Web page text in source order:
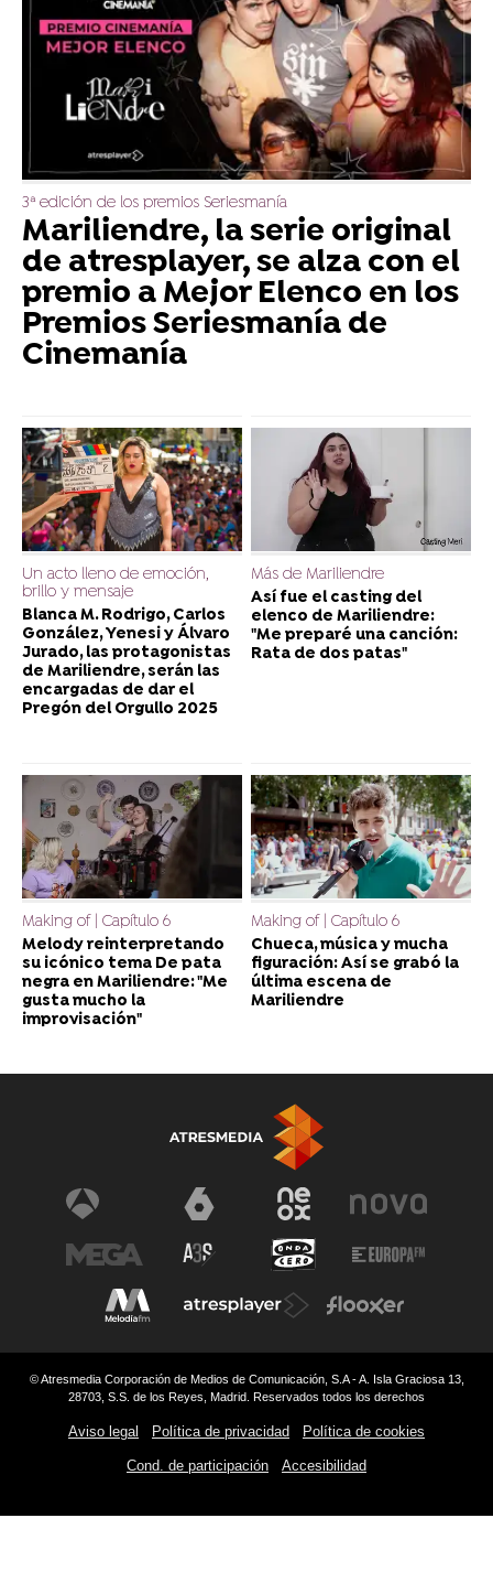
3ª edición de los premios Seriesmanía
Mariliendre, la serie original
de atresplayer, se alza con el
premio a Mejor Elenco en los
Premios Seriesmanía de
Cinemanía
Un acto lleno de emoción,
brillo y mensaje
Blanca M. Rodrigo, Carlos
González, Yenesi y Álvaro
Jurado, las protagonistas
de Mariliendre, serán las
encargadas de dar el
Pregón del Orgullo 2025
Más de Mariliendre
Así fue el casting del
elenco de Mariliendre:
"Me preparé una canción:
Rata de dos patas"
Making of | Capítulo 6
Melody reinterpretando
su icónico tema De pata
negra en Mariliendre: "Me
gusta mucho la
improvisación"
Making of | Capítulo 6
Chueca, música y mucha
figuración: Así se grabó la
última escena de
Mariliendre
© Atresmedia Corporación de Medios de Comunicación, S.A - A. Isla Graciosa 13,
28703, S.S. de los Reyes, Madrid. Reservados todos los derechos
Aviso legal Política de privacidad Política de cookies
Cond. de participación Accesibilidad